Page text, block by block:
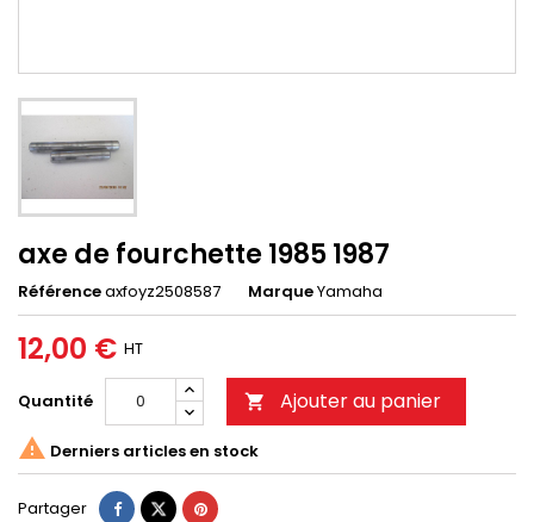
axe de fourchette 1985 1987
Référenceaxfoyz2508587 MarqueYamaha
12,00 € HT
Quantité  Ajouter au panier
 Derniers articles en stock
Partager